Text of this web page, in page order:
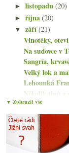
►listopadu(20)
►října(20)
▼září(21)
Vinotéky,
Na sudovce v
Sangría,
Velký lok a
Lehounká
Několik tipů z
Fajn chlastací
Parádní
Letem vinným
Burgundský
Jak jsem
▼ Zobrazit vše